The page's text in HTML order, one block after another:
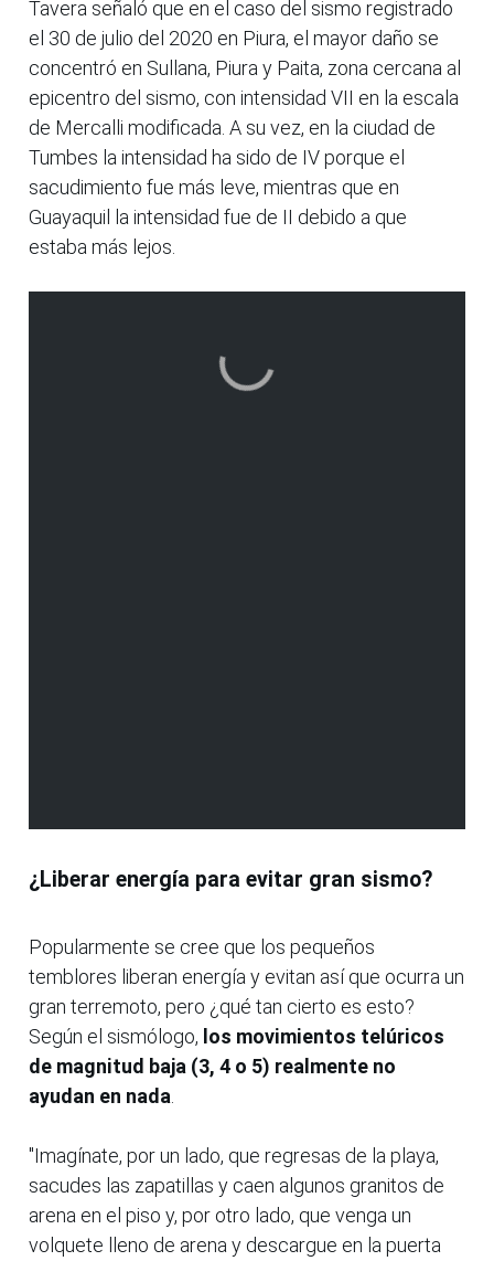
Tavera señaló que en el caso del sismo registrado
el 30 de julio del 2020 en Piura, el mayor daño se
concentró en Sullana, Piura y Paita, zona cercana al
epicentro del sismo, con intensidad VII en la escala
de Mercalli modificada. A su vez, en la ciudad de
Tumbes la intensidad ha sido de IV porque el
sacudimiento fue más leve, mientras que en
Guayaquil la intensidad fue de II debido a que
estaba más lejos.
¿Liberar energía para evitar gran sismo?
Popularmente se cree que los pequeños
temblores liberan energía y evitan así que ocurra un
gran terremoto, pero ¿qué tan cierto es esto?
Según el sismólogo, los movimientos telúricos
de magnitud baja (3, 4 o 5) realmente no
ayudan en nada.
"Imagínate, por un lado, que regresas de la playa,
sacudes las zapatillas y caen algunos granitos de
arena en el piso y, por otro lado, que venga un
volquete lleno de arena y descargue en la puerta